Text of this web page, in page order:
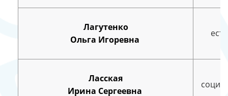
Лагутенко
Ольга Игоревна
Ласская
Ирина Сергеевна